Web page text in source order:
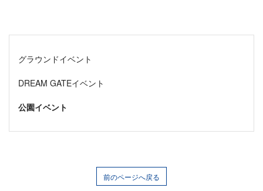
グラウンドイベント
DREAM GATEイベント
公園イベント
前のページへ戻る